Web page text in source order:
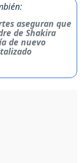
aseguran que
de Shakira
de nuevo